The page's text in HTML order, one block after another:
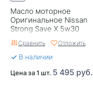
Масло моторное
Оригинальное Nissan
Strong Save X 5w30
Япония 4
Сравнить Отложить
В наличии
Цена за 1 шт. 5 495 руб.